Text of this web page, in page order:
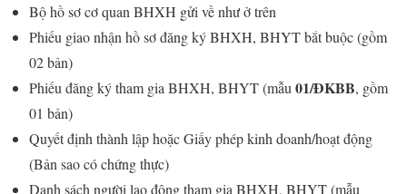
Bộ hồ sơ cơ quan BHXH gửi về như ở trên
Phiếu giao nhận hồ sơ đăng ký BHXH, BHYT bắt buộc (gồm
02 bản)
Phiếu đăng ký tham gia BHXH, BHYT (mẫu 01/ĐKBB, gồm
01 bản)
Quyết định thành lập hoặc Giấy phép kinh doanh/hoạt động
(Bản sao có chứng thực)
Danh sách người lao động tham gia BHXH, BHYT (mẫu